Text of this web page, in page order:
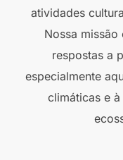
atividades
Nossa
respostas a
especialmente
climáticas e